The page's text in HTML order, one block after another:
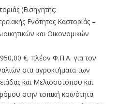
(Εισηγητής:
Ενότητας Καστοριάς –
και Οικονομικών
€, πλέον Φ.Π.Α. για τον
στα αγροκτήματα των
και Μελισσοτόπου και
στην τοπική κοινότητα